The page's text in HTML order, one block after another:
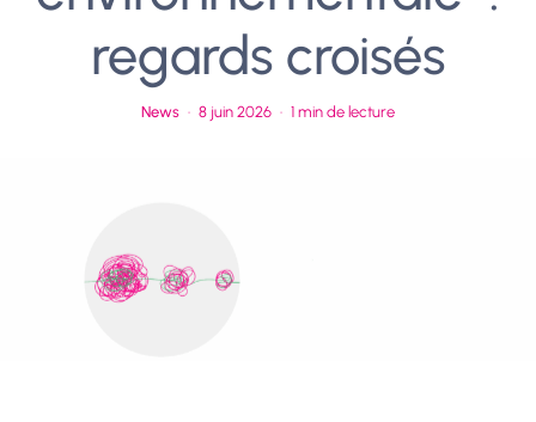
regards croisés
News · 8 juin 2026 · 1 min de lecture